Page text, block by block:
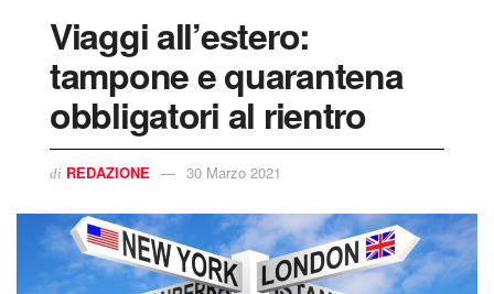
Viaggi all’estero:
tampone e quarantena
obbligatori al rientro
di REDAZIONE 30 Marzo 2021